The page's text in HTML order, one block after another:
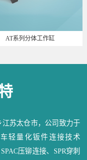
AT系列分体工作缸
苏太仓市，公司致力于
轻量化钣件连接技术
压铆连接、SPR穿刺